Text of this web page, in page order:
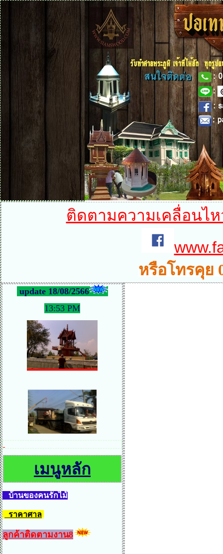
ติดตามความเคลื่อนไ
หรือโทรคุย
update 18/08/2566
13:53 PM
เมนูหลัก
บ้านของคนรักไม้
ราคาศาล
ลูกค้าติดตามงาน8